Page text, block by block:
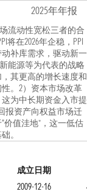
2025年年报
流动性宽松三者的合
在2026年企稳，PPI
补库需求，驱动新一
能源等为代表的战略
其更高的增长速度和
。2）资本市场改革
为中长期资金入市提
报资产向权益市场迁
值洼地”，这一低估
。
成立日期
2009-12-16